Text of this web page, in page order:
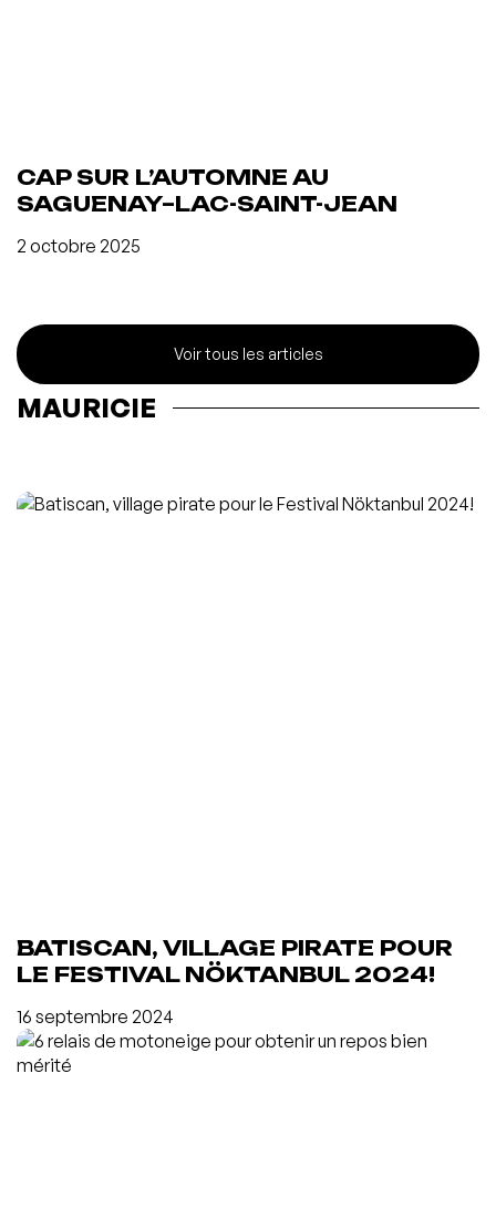
CAP SUR L’AUTOMNE AU
SAGUENAY–LAC-SAINT-JEAN
2 octobre 2025
Voir tous les articles
MAURICIE
BATISCAN, VILLAGE PIRATE POUR
LE FESTIVAL NÖKTANBUL 2024!
16 septembre 2024